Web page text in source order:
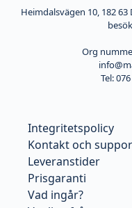
Heimdalsvägen 10, 182
Org
Tel:
Integritetspolicy
Kontakt och
Leveranstider
Prisgaranti
Vad ingår?